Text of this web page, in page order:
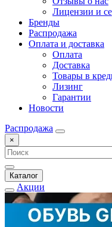
Лицензии и
Бренды
Распродажа
Оплата и доставка
Оплата
Доставка
Товары в
Лизинг
Гарантии
Новости
Распродажа
×
Каталог
Акции